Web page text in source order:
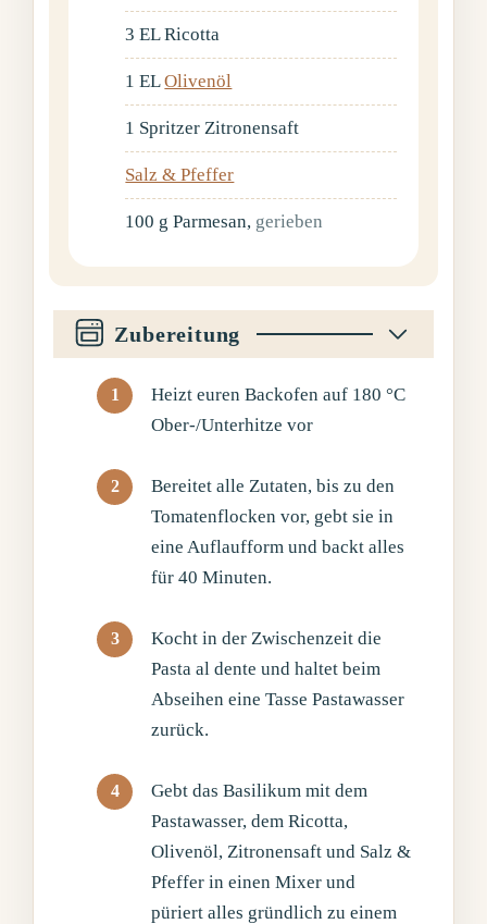
3 ELRicotta
1 ELOlivenöl
1 SpritzerZitronensaft
Salz & Pfeffer
100 g Parmesan, gerieben
Zubereitung
Heizt euren Backofen auf 180 °C
Ober-/Unterhitze vor
Bereitet alle Zutaten, bis zu den
Tomatenflocken vor, gebt sie in
eine Auflaufform und backt alles
für 40 Minuten.
Kocht in der Zwischenzeit die
Pasta al dente und haltet beim
Abseihen eine Tasse Pastawasser
zurück.
Gebt das Basilikum mit dem
Pastawasser, dem Ricotta,
Olivenöl, Zitronensaft und Salz &
Pfeffer in einen Mixer und
püriert alles gründlich zu einem